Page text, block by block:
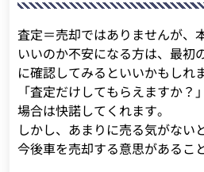
査定＝売却ではありませんが、
いいのか不安になる方は、最初
に確認してみるといいかもしれ
「査定だけしてもらえますか
場合は快諾してくれます。
しかし、あまりに売る気がない
今後車を売却する意思があるこ